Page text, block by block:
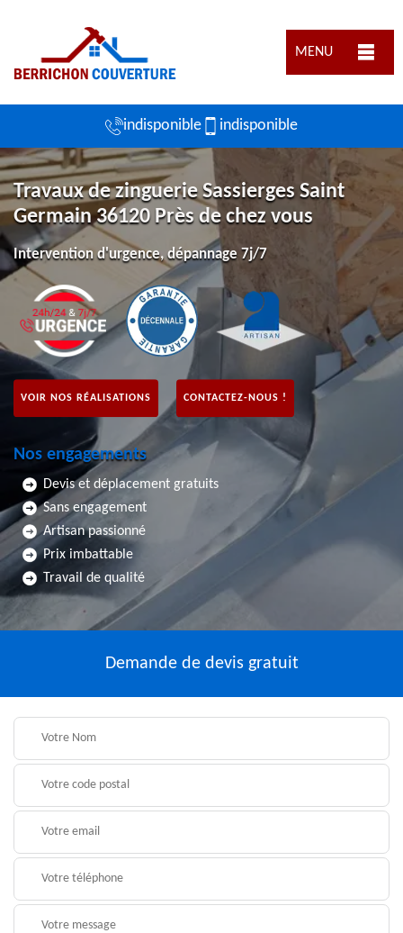
MENU
indisponible indisponible
Travaux de zinguerie Sassierges Saint
Germain 36120 Près de chez vous
Intervention d'urgence, dépannage 7j/7
VOIR NOS RÉALISATIONS CONTACTEZ-NOUS !
Nos engagements
Devis et déplacement gratuits
Sans engagement
Artisan passionné
Prix imbattable
Travail de qualité
Demande de devis gratuit